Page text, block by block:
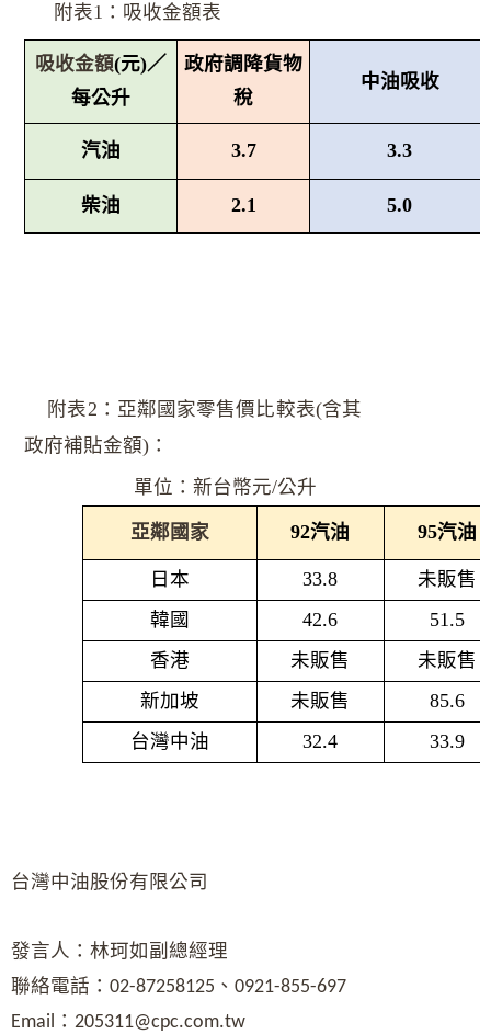
附表1：吸收金額表
吸收金額(元)／
每公升
政府調降貨物
稅
中油吸收
汽油 3.7 3.3
柴油 2.1 5.0
附表2：亞鄰國家零售價比較表(含其
政府補貼金額)：
單位：新台幣元/公升
亞鄰國家 92汽油 95汽油
日本 33.8
未販售
韓國
42.6
51.5
香港
未販售
未販售
新加坡
未販售
85.6
台灣中油
32.4 33.9
台灣中油股份有限公司
發言人：林珂如副總經理
聯絡電話： 02-87258125 、 0921-855-697
Email
： 205311@cpc.com.tw